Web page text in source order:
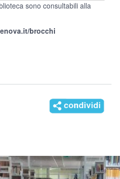
sono consultabili alla
brocchi